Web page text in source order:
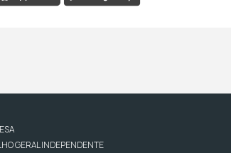
GERAL INDEPENDENTE